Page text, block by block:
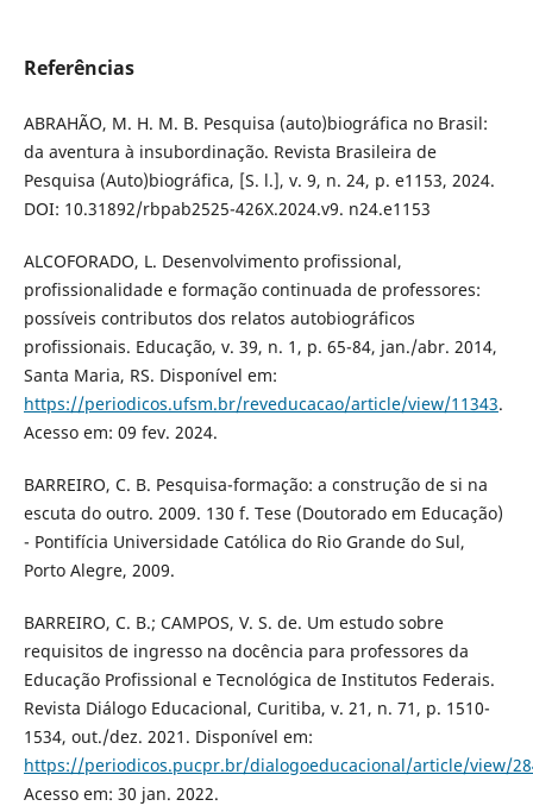
Referências
ABRAHÃO, M. H. M. B. Pesquisa (auto)biográfica no Brasil:
da aventura à insubordinação. Revista Brasileira de
Pesquisa (Auto)biográfica, [S. l.], v. 9, n. 24, p. e1153, 2024.
DOI: 10.31892/rbpab2525-426X.2024.v9. n24.e1153
ALCOFORADO, L. Desenvolvimento profissional,
profissionalidade e formação continuada de professores:
possíveis contributos dos relatos autobiográficos
profissionais. Educação, v. 39, n. 1, p. 65-84, jan./abr. 2014,
Santa Maria, RS. Disponível em:
https://periodicos.ufsm.br/reveducacao/article/view/11343.
Acesso em: 09 fev. 2024.
BARREIRO, C. B. Pesquisa-formação: a construção de si na
escuta do outro. 2009. 130 f. Tese (Doutorado em Educação)
- Pontifícia Universidade Católica do Rio Grande do Sul,
Porto Alegre, 2009.
BARREIRO, C. B.; CAMPOS, V. S. de. Um estudo sobre
requisitos de ingresso na docência para professores da
Educação Profissional e Tecnológica de Institutos Federais.
Revista Diálogo Educacional, Curitiba, v. 21, n. 71, p. 1510-
1534, out./dez. 2021. Disponível em:
https://periodicos.pucpr.br/dialogoeducacional/article/view/
Acesso em: 30 jan. 2022.